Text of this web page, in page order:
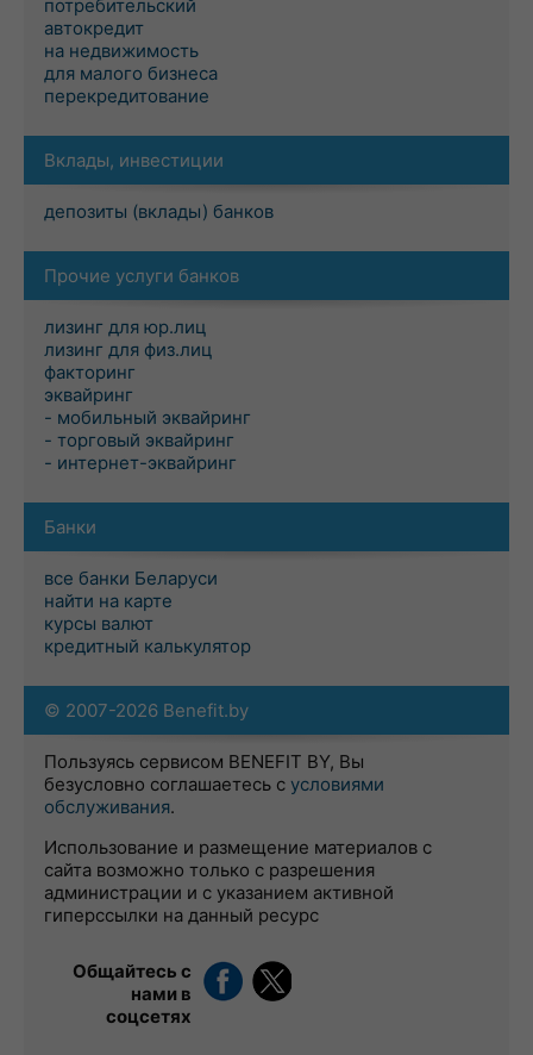
потребительский
автокредит
на недвижимость
для малого бизнеса
перекредитование
Вклады, инвестиции
депозиты (вклады) банков
Прочие услуги банков
лизинг для юр.лиц
лизинг для физ.лиц
факторинг
эквайринг
- мобильный эквайринг
- торговый эквайринг
- интернет-эквайринг
Банки
все банки Беларуси
найти на карте
курсы валют
кредитный калькулятор
© 2007-2026 Benefit.by
Пользуясь сервисом BENEFIT BY, Вы
безусловно соглашаетесь с условиями
обслуживания.
Использование и размещение материалов с
сайта возможно только с разрешения
администрации и с указанием активной
гиперссылки на данный ресурс
Общайтесь с
нами в
соцсетях